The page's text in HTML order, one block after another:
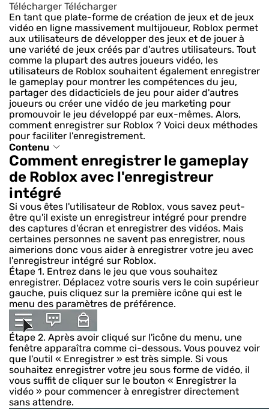
Télécharger Télécharger
En tant que plate-forme de création de jeux et de jeux
vidéo en ligne massivement multijoueur, Roblox permet
aux utilisateurs de développer des jeux et de jouer à
une variété de jeux créés par d'autres utilisateurs. Tout
comme la plupart des autres joueurs vidéo, les
utilisateurs de Roblox souhaitent également enregistrer
le gameplay pour montrer les compétences du jeu,
partager des didacticiels de jeu pour aider d'autres
joueurs ou créer une vidéo de jeu marketing pour
promouvoir le jeu développé par eux-mêmes. Alors,
comment enregistrer sur Roblox ? Voici deux méthodes
pour faciliter l'enregistrement.
Contenu
Comment enregistrer le gameplay
de Roblox avec l'enregistreur
intégré
Si vous êtes l'utilisateur de Roblox, vous savez peut-
être qu'il existe un enregistreur intégré pour prendre
des captures d'écran et enregistrer des vidéos. Mais
certaines personnes ne savent pas enregistrer, nous
aimerions donc vous aider à enregistrer votre jeu avec
l'enregistreur intégré sur Roblox.
Étape 1. Entrez dans le jeu que vous souhaitez
enregistrer. Déplacez votre souris vers le coin supérieur
gauche, puis cliquez sur la première icône qui est le
menu des paramètres de préférence.
Étape 2. Après avoir cliqué sur l'icône du menu, une
fenêtre apparaîtra comme ci-dessous. Vous pouvez voir
que l'outil « Enregistrer » est très simple. Si vous
souhaitez enregistrer votre jeu sous forme de vidéo, il
vous suffit de cliquer sur le bouton « Enregistrer la
vidéo » pour commencer à enregistrer directement
sans attendre.